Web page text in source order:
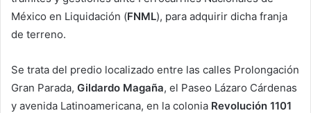
México en Liquidación (FNML), para adquirir dicha franja
de terreno.
Se trata del predio localizado entre las calles Prolongación
Gran Parada, Gildardo Magaña, el Paseo Lázaro Cárdenas
y avenida Latinoamericana, en la colonia Revolución 1101